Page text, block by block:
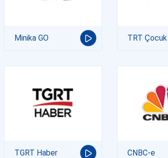
Minika GO TRT Çocuk
TGRT Haber CNBC-e